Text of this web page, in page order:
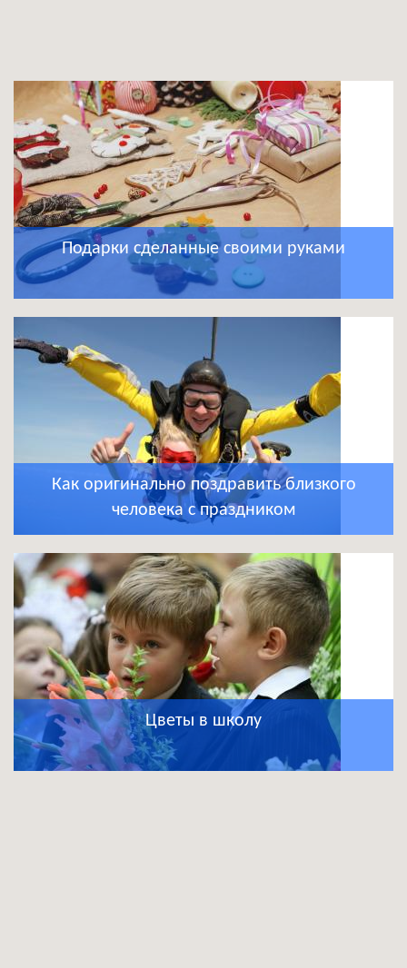
Подарки сделанные своими руками
Как оригинально поздравить близкого
человека с праздником
Цветы в школу